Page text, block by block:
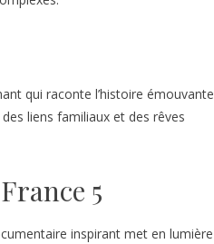
qui raconte l’histoire émouvante
liens familiaux et des rêves
5
inspirant met en lumière